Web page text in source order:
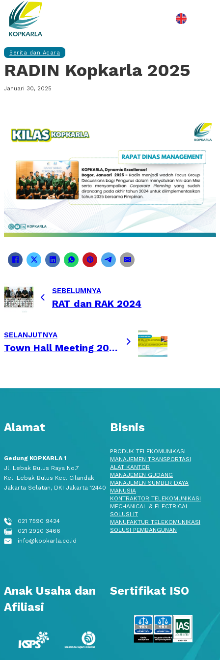
Berita dan Acara
RADIN Kopkarla 2025
Januari 30, 2025
SEBELUMNYA
RAT dan RAK 2024
SELANJUTNYA
Town Hall Meeting 2025
Alamat
Gedung KOPKARLA 1
Jl. Lebak Bulus Raya No.7
Kel. Lebak Bulus Kec. Cilandak
Jakarta Selatan, DKI Jakarta 12440
021 7590 9424
021 2920 3466
info@kopkarla.co.id
Bisnis
PRODUK TELEKOMUNIKASI
MANAJEMEN TRANSPORTASI
ALAT KANTOR
MANAJEMEN GUDANG
MANAJEMEN SUMBER DAYA
MANUSIA
KONTRAKTOR TELEKOMUNIKASI
MECHANICAL & ELECTRICAL
SOLUSI IT
MANUFAKTUR TELEKOMUNIKASI
SOLUSI PEMBANGUNAN
Anak Usaha dan
Afiliasi
Sertifikat ISO